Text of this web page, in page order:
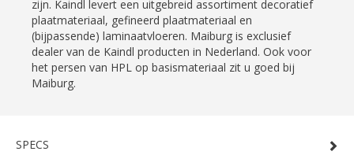
zijn. Kaindl levert een uitgebreid assortiment decoratief
plaatmateriaal, gefineerd plaatmateriaal en
(bijpassende) laminaatvloeren. Maiburg is exclusief
dealer van de Kaindl producten in Nederland. Ook voor
het persen van HPL op basismateriaal zit u goed bij
Maiburg.
SPECS